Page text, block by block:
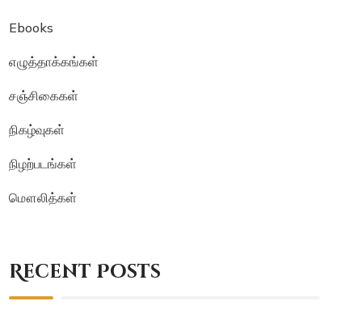
Ebooks
எழுத்தாக்கங்கள்
சஞ்சிகைகள்
நிகழ்வுகள்
நிழற்படங்கள்
மௌலித்கள்
Recent Posts